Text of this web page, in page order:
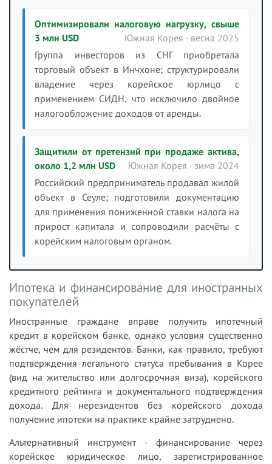
Оптимизировали налоговую нагрузку, свыше
3 млн USD
Южная Корея · весна 2025
Группа инвесторов из СНГ приобретала
торговый объект в Инчхоне; структурировали
владение через корейское юрлицо с
применением СИДН, что исключило двойное
налогообложение доходов от аренды.
Защитили от претензий при продаже актива,
около 1,2 млн USD
Южная Корея · зима 2024
Российский предприниматель продавал жилой
объект в Сеуле; подготовили документацию
для применения пониженной ставки налога на
прирост капитала и сопроводили расчёты с
корейским налоговым органом.
Ипотека и финансирование для иностранных
покупателей
Иностранные граждане вправе получить ипотечный
кредит в корейском банке, однако условия существенно
жёстче, чем для резидентов. Банки, как правило, требуют
подтверждения легального статуса пребывания в Корее
(вид на жительство или долгосрочная виза), корейского
кредитного рейтинга и документального подтверждения
дохода. Для нерезидентов без корейского дохода
получение ипотеки на практике крайне затруднено.
Альтернативный инструмент - финансирование через
корейское юридическое лицо, зарегистрированное